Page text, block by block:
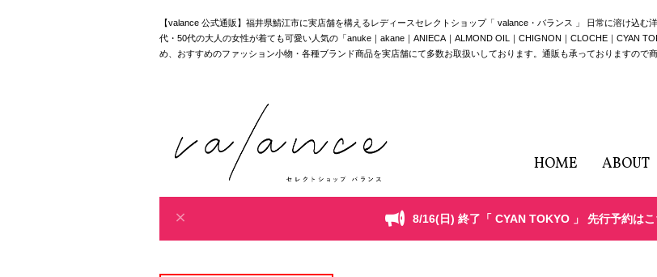
【valance 公式通販】福井県鯖江市に実店舗を構えるレディースセレクトショップ「 valance・バランス 」 日常に溶け込
代・50代の大人の女性が着ても可愛い人気の「anuke｜akane｜ANIECA｜ALMOND OIL｜CHIGNON｜CLOCHE｜CYAN
め、おすすめのファッション小物・各種ブランド商品を実店舗にて多数お取扱いしております。通販も承っておりますので
HOME ABOUT
8/16(日) 終了「 CYAN TOKYO 」 先行予約はこ